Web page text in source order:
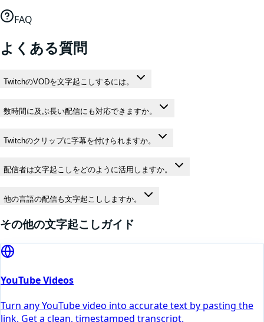
FAQ
よくある質問
TwitchのVODを文字起こしするには。
数時間に及ぶ長い配信にも対応できますか。
Twitchのクリップに字幕を付けられますか。
配信者は文字起こしをどのように活用しますか。
他の言語の配信も文字起こししますか。
その他の文字起こしガイド
YouTube Videos
Turn any YouTube video into accurate text by pasting the
link. Get a clean, timestamped transcript.